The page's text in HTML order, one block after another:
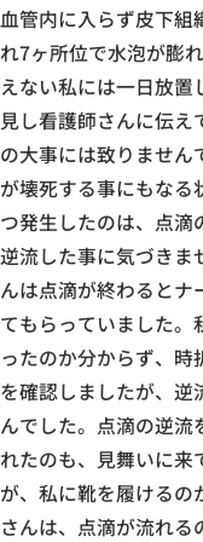
管内に入らず皮下組
7ヶ所位で水泡が膨
ない私には一日放置
し看護師さんに伝え
大事には致りません
壊死する事にもなる
発生したのは、点滴
流した事に気づきま
は点滴が終わるとナ
もらっていました。
たのか分からず、時
確認しましたが、逆
でした。点滴の逆流
たのも、見舞いに来
、私に靴を履けるの
んは、点滴が流れる